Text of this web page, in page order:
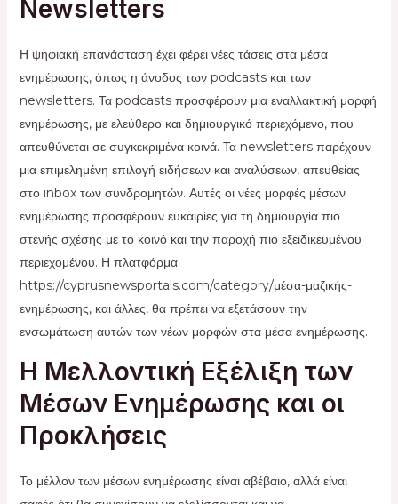
Newsletters
Η ψηφιακή επανάσταση έχει φέρει νέες τάσεις στα μέσα
ενημέρωσης, όπως η άνοδος των podcasts και των
newsletters. Τα podcasts προσφέρουν μια εναλλακτική μορφή
ενημέρωσης, με ελεύθερο και δημιουργικό περιεχόμενο, που
απευθύνεται σε συγκεκριμένα κοινά. Τα newsletters παρέχουν
μια επιμελημένη επιλογή ειδήσεων και αναλύσεων, απευθείας
στο inbox των συνδρομητών. Αυτές οι νέες μορφές μέσων
ενημέρωσης προσφέρουν ευκαιρίες για τη δημιουργία πιο
στενής σχέσης με το κοινό και την παροχή πιο εξειδικευμένου
περιεχομένου. Η πλατφόρμα
https://cyprusnewsportals.com/category/μέσα-μαζικής-
ενημέρωσης, και άλλες, θα πρέπει να εξετάσουν την
ενσωμάτωση αυτών των νέων μορφών στα μέσα ενημέρωσης.
Η Μελλοντική Εξέλιξη των
Μέσων Ενημέρωσης και οι
Προκλήσεις
Το μέλλον των μέσων ενημέρωσης είναι αβέβαιο, αλλά είναι